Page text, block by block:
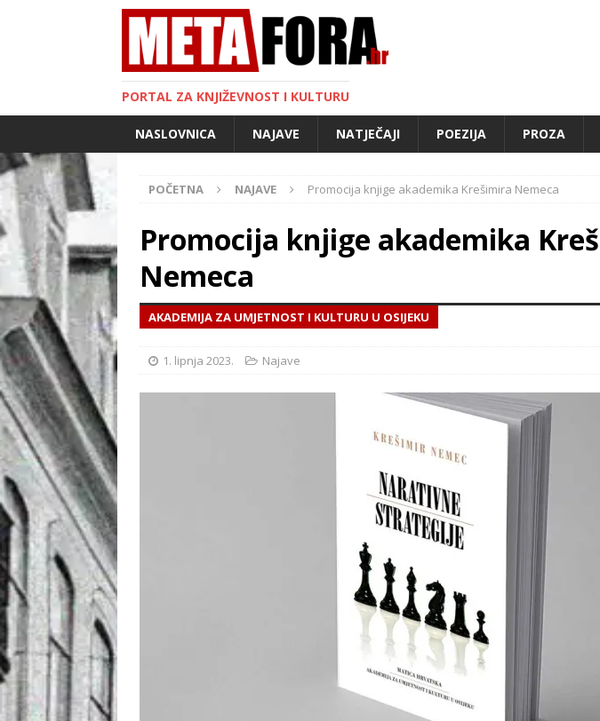
PORTAL ZA KNJIŽEVNOST I KULTURU
NASLOVNICA NAJAVE NATJEČAJI POEZIJA PROZA
POČETNA NAJAVE Promocija knjige akademika Krešimira Nemeca
Promocija knjige akademika
Nemeca
AKADEMIJA ZA UMJETNOST I KULTURU U OSIJEKU
1. lipnja 2023. Najave